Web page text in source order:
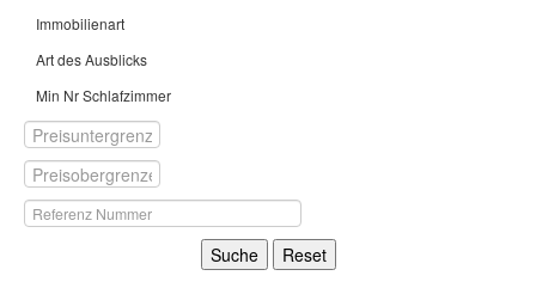
Immobilienart
Art des Ausblicks
Min Nr Schlafzimmer
Suche Reset